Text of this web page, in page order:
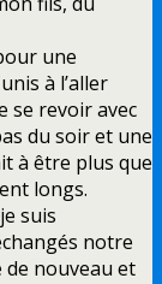
une
à l’aller
se revoir avec
du soir et une
à être plus que
longs.
suis
notre
de nouveau et